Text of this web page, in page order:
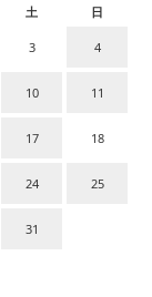
土 日
3 4
10 11
17 18
24 25
31